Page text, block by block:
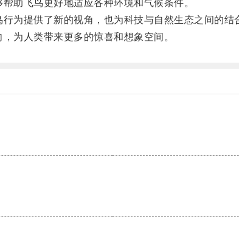
飞鸟更好地适应各种环境和气候条件。
提供了新的视角，也为科技与自然生态之间的结
人类带来更多的惊喜和想象空间。